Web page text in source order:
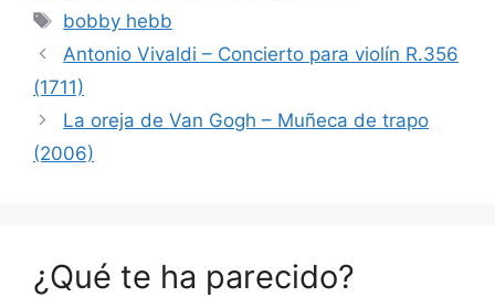
Etiquetas
bobby hebb
Antonio Vivaldi – Concierto para violín R.356
(1711)
La oreja de Van Gogh – Muñeca de trapo
(2006)
¿Qué te ha parecido?